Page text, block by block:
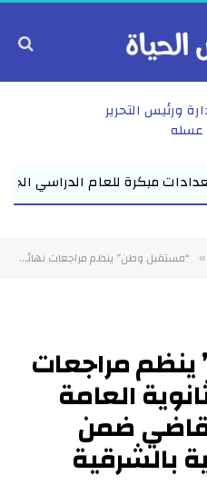
ورئيس التحرير
عسله
يجمع نواب البرلمان
» “مستقبل وطن” ينظم مراجعات نهائية لطلاب الثانوية العامة بقرية مشتول القاضي ضمن مبادراته التعليمية بالشرقية
مراجعات
العامة
ضمن
بالشرقية